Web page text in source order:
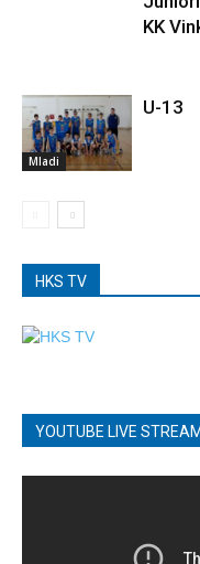
KK
Mladi
U-13
HKS TV
YOUTUBE LIVE STREAM